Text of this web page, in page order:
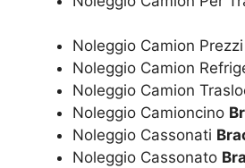
Noleggio Camion Prezzi
Noleggio Camion
Noleggio Camion
Noleggio Camioncino
Noleggio Cassonati
Noleggio Cassonato